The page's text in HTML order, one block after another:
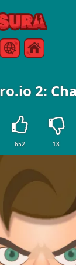
Games
Menu
2:
652 18